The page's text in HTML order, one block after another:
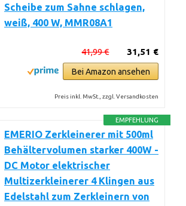
Scheibe zum Sahne schlagen,
weiß, 400 W, MMR08A1
31,51 €
41,99 €
Bei Amazon ansehen
Preis inkl. MwSt., zzgl. Versandkosten
EMPFEHLUNG
EMERIO Zerkleinerer mit 500ml
Behältervolumen starker 400W -
DC Motor elektrischer
Multizerkleinerer 4 Klingen aus
Edelstahl zum Zerkleinern von